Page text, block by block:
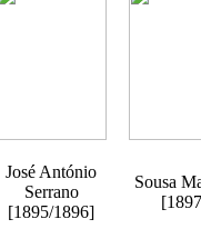
José António
Serrano
[1895/1896]
Sousa